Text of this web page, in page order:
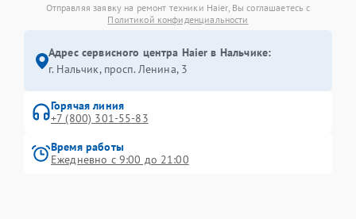
Отправляя заявку на ремонт техники Haier, Вы соглашаетесь с
Политикой конфиденциальности
Адрес сервисного центра Haier в Нальчике:
г. Нальчик, просп. Ленина, 3
Горячая линия
+7 (800) 301-55-83
Время работы
Ежедневно с 9:00 до 21:00